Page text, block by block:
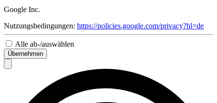
Google Inc.
Nutzungsbedingungen: https://policies.google.com/privacy?hl=de
Alle ab-/auswählen
Übernehmen